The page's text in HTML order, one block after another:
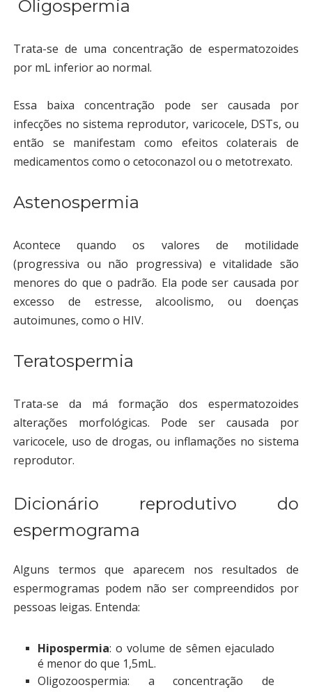
Oligospermia
Trata-se de uma concentração de espermatozoides
por mL inferior ao normal.
Essa baixa concentração pode ser causada por
infecções no sistema reprodutor, varicocele, DSTs, ou
então se manifestam como efeitos colaterais de
medicamentos como o cetoconazol ou o metotrexato.
Astenospermia
Acontece quando os valores de motilidade
(progressiva ou não progressiva) e vitalidade são
menores do que o padrão. Ela pode ser causada por
excesso de estresse, alcoolismo, ou doenças
autoimunes, como o HIV.
Teratospermia
Trata-se da má formação dos espermatozoides
alterações morfológicas. Pode ser causada por
varicocele, uso de drogas, ou inflamações no sistema
reprodutor.
Dicionário reprodutivo do
espermograma
Alguns termos que aparecem nos resultados de
espermogramas podem não ser compreendidos por
pessoas leigas. Entenda:
Hipospermia: o volume de sêmen ejaculado
é menor do que 1,5mL.
Oligozoospermia: a concentração de